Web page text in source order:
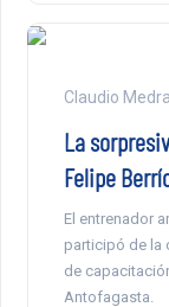
Claudio
La
Felipe
El entrenador
participó de la
de
Antofagasta.